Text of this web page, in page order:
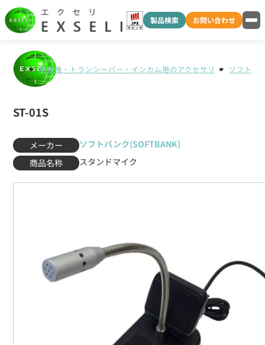
製品検索 お問い合わせ
無線機・トランシーバー・インカム用のアクセサリ ソフトバ
ST-01S
メーカー
ソフトバンク(SOFTBANK)
商品名称
スタンドマイク